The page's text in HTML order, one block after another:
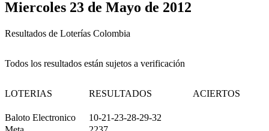
Miercoles 23 de Mayo de 2012
Resultados de Loterías Colombia
Todos los resultados están sujetos a verificación
LOTERIAS RESULTADOS ACIERTOS
Baloto Electronico
10-21-23-28-29-32